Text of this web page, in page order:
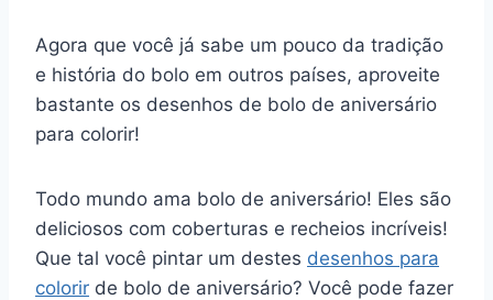
Agora que você já sabe um pouco da tradição
e história do bolo em outros países, aproveite
bastante os desenhos de bolo de aniversário
para colorir!
Todo mundo ama bolo de aniversário! Eles são
deliciosos com coberturas e recheios incríveis!
Que tal você pintar um destes desenhos para
colorir de bolo de aniversário? Você pode fazer